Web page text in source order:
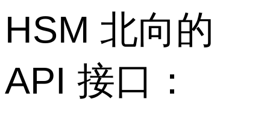
HSM 北向的
API 接口：